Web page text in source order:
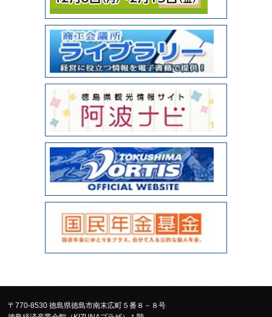
〒770-8530 徳島県徳島市南末広町５番８－８号